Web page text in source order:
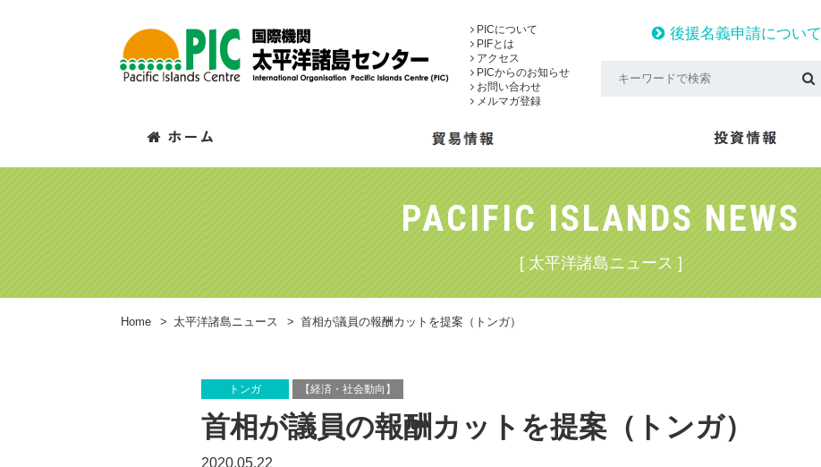
PICについて
PIFとは
アクセス
PICからのお知らせ
お問い合わせ
メルマガ登録
後援名義申請について
PACIFIC ISLANDS NEWS
[ 太平洋諸島ニュース ]
Home > 太平洋諸島ニュース > 首相が議員の報酬カットを提案（トンガ）
トンガ 【経済・社会動向】
首相が議員の報酬カットを提案（トンガ）
2020.05.22